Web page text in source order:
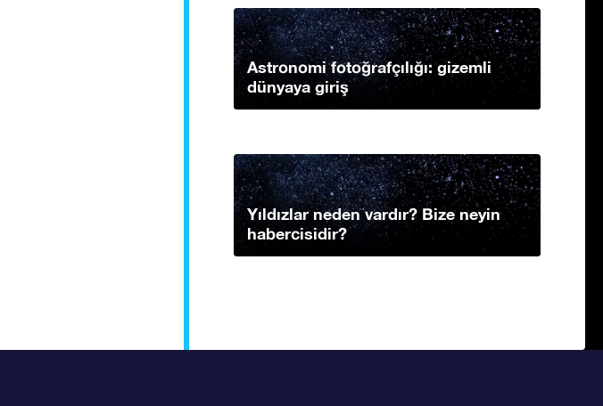
Astronomi fotoğrafçılığı: gizemli
dünyaya giriş
Yıldızlar neden vardır? Bize neyin
habercisidir?